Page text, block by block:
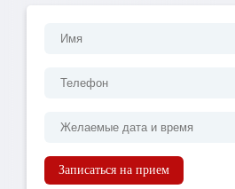
Записаться на прием